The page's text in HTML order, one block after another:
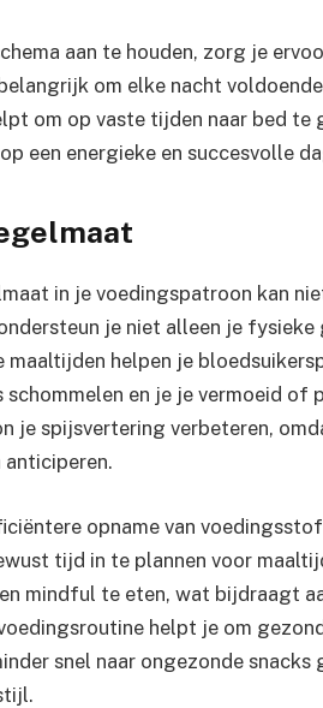
aan te houden, zorg je
om elke nacht
om op vaste tijden naar bed te
een energieke en succesvolle
in je voedingspatroon kan
je niet alleen je
helpen je
schommelen en je je vermoeid of
je spijsvertering verbeteren,
anticiperen.
opname van
tijd in te plannen voor
mindful te eten, wat bijdraagt
helpt je om
snel naar ongezonde